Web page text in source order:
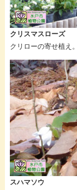
クリスマスローズ
クリローの寄せ植え
スハマソウ